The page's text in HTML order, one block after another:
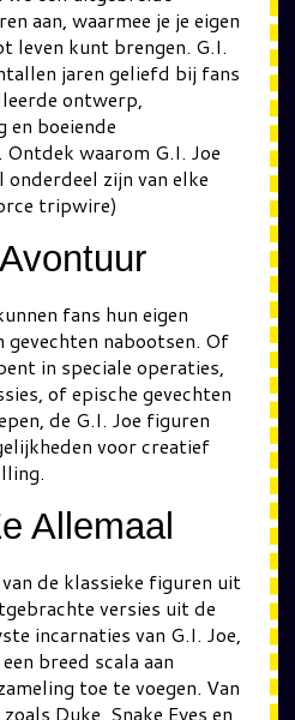
aan, waarmee je je eigen
leven kunt brengen. G.I.
jaren geliefd bij fans
ontwerp,
boeiende
waarom G.I. Joe
onderdeel zijn van elke
tripwire)
fans hun eigen
gevechten nabootsen. Of
in speciale operaties,
of epische gevechten
de G.I. Joe figuren
voor creatief
Allemaal
de klassieke figuren uit
versies uit de
incarnaties van G.I. Joe,
breed scala aan
toe te voegen. Van
Duke, Snake Eyes en